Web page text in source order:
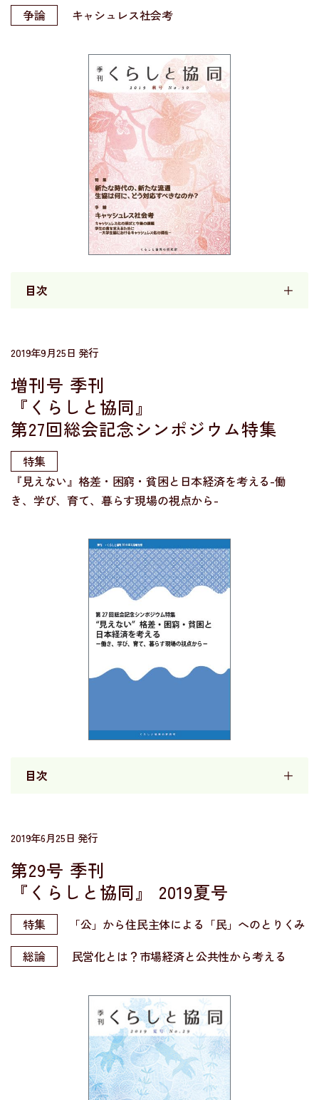
争論
キャシュレス社会考
目次 ＋
2019年9月25日 発行
増刊号 季刊
『くらしと協同』
第27回総会記念シンポジウム特集
特集
『見えない』格差・困窮・貧困と日本経済を考える-働
き、学び、育て、暮らす現場の視点から-
目次 ＋
2019年6月25日 発行
第29号 季刊
『くらしと協同』
2019夏号
特集
「公」から住民主体による「民」へのとりくみ
総論
民営化とは？市場経済と公共性から考える